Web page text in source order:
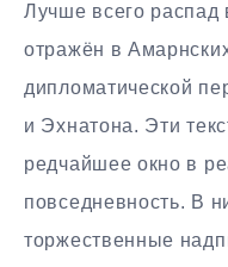
Лучше всего распад
отражён в
дипломатической
и Эхнатона. Эти
редчайшее окно в
повседневность. В
торжественные